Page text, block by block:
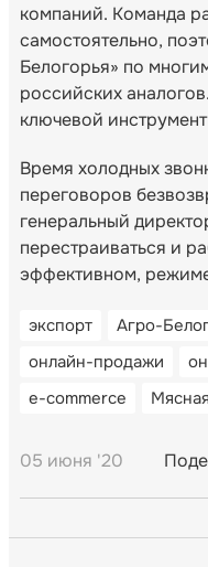
компаний. Команда
самостоятельно,
Белогорья» по
российских
ключевой
Время холодных
переговоров
генеральный
перестраиваться и
эффективном,
экспорт Агро-
онлайн-продажи
e-commerce
05 июня '20